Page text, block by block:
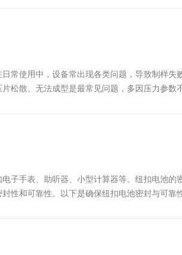
常使用中，设备常出现各类问题，导致制样失
松散、无法成型是最常见问题，多因压力参数
子手表、助听器、小型计算器等。纽扣电池的
和可靠性。以下是确保纽扣电池密封与可靠